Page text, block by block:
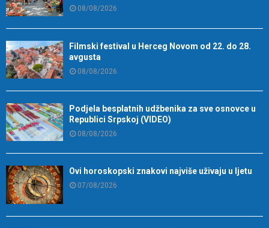
08/08/2026
Filmski festival u Herceg Novom od 22. do 28.
avgusta
08/08/2026
Podjela besplatnih udžbenika za sve osnovce u
Republici Srpskoj (VIDEO)
08/08/2026
Ovi horoskopski znakovi najviše uživaju u ljetu
07/08/2026